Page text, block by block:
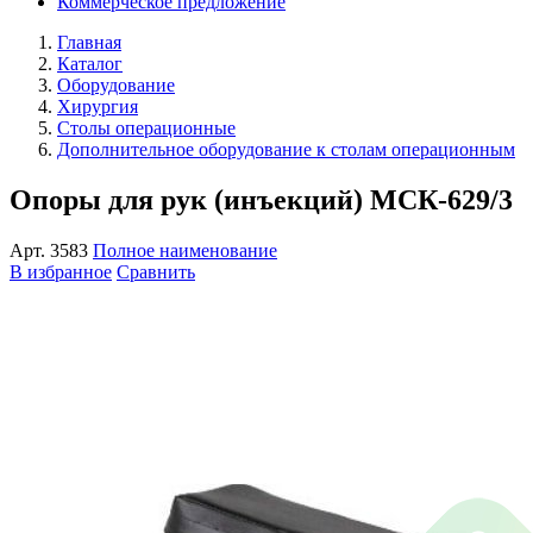
Главная
Каталог
Оборудование
Хирургия
Столы операционные
Дополнительное оборудование к столам операционным
Опоры для рук (инъекций) МСК-629/3
Арт. 3583 Полное наименование
В избранное Сравнить